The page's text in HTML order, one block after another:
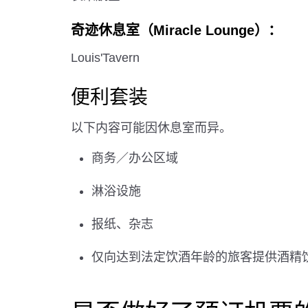
奇迹休息室（Miracle Lounge）：
Louis'Tavern
便利套装
以下内容可能因休息室而异。
商务／办公区域
淋浴设施
报纸、杂志
仅向达到法定饮酒年龄的旅客提供酒精